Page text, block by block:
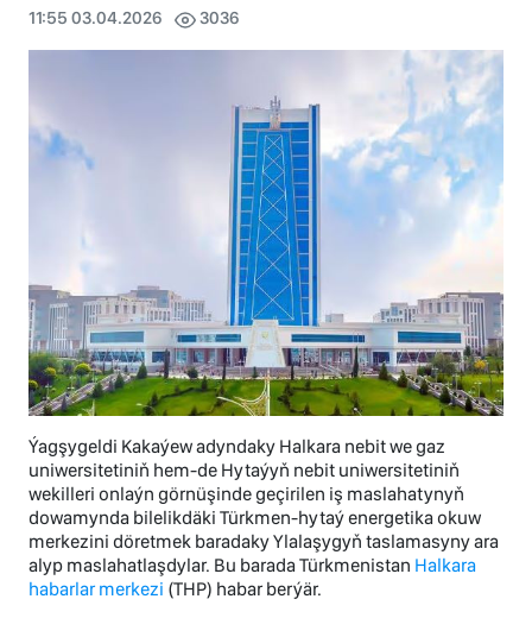
11:55 03.04.2026 3036
Ýagşygeldi Kakaýew adyndaky Halkara nebit we gaz
uniwersitetiniň hem-de Hytaýyň nebit uniwersitetiniň
wekilleri onlaýn görnüşinde geçirilen iş maslahatynyň
dowamynda bilelikdäki Türkmen-hytaý energetika okuw
merkezini döretmek baradaky Ylalaşygyň taslamasyny ara
alyp maslahatlaşdylar. Bu barada Türkmenistan Halkara
habarlar merkezi (THP) habar berýär.